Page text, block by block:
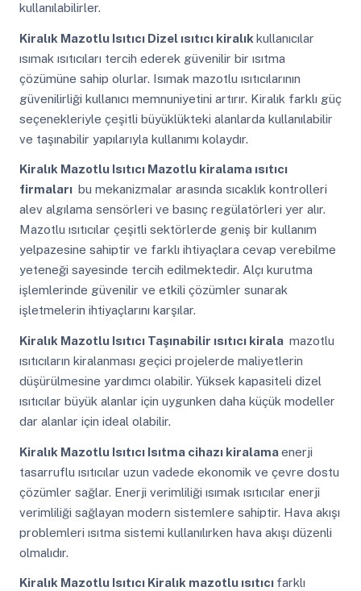
kullanılabilirler.
Kiralık Mazotlu IsıtıcıDizel ısıtıcı kiralık kullanıcılar
ısımak ısıtıcıları tercih ederek güvenilir bir ısıtma
çözümüne sahip olurlar. Isımak mazotlu ısıtıcılarının
güvenilirliği kullanıcı memnuniyetini artırır. Kiralık farklı güç
seçenekleriyle çeşitli büyüklükteki alanlarda kullanılabilir
ve taşınabilir yapılarıyla kullanımı kolaydır.
Kiralık Mazotlu IsıtıcıMazotlu kiralama ısıtıcı
firmaları bu mekanizmalar arasında sıcaklık kontrolleri
alev algılama sensörleri ve basınç regülatörleri yer alır.
Mazotlu ısıtıcılar çeşitli sektörlerde geniş bir kullanım
yelpazesine sahiptir ve farklı ihtiyaçlara cevap verebilme
yeteneği sayesinde tercih edilmektedir. Alçı kurutma
işlemlerinde güvenilir ve etkili çözümler sunarak
işletmelerin ihtiyaçlarını karşılar.
Kiralık Mazotlu IsıtıcıTaşınabilir ısıtıcı kirala mazotlu
ısıtıcıların kiralanması geçici projelerde maliyetlerin
düşürülmesine yardımcı olabilir. Yüksek kapasiteli dizel
ısıtıcılar büyük alanlar için uygunken daha küçük modeller
dar alanlar için ideal olabilir.
Kiralık Mazotlu IsıtıcıIsıtma cihazı kiralamaenerji
tasarruflu ısıtıcılar uzun vadede ekonomik ve çevre dostu
çözümler sağlar. Enerji verimliliği ısımak ısıtıcılar enerji
verimliliği sağlayan modern sistemlere sahiptir. Hava akışı
problemleri ısıtma sistemi kullanılırken hava akışı düzenli
olmalıdır.
Kiralık Mazotlu IsıtıcıKiralık mazotlu ısıtıcı farklı